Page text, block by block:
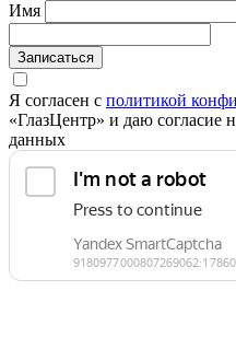
Имя
Записаться
Я согласен с политикой
«ГлазЦентр» и даю согласие
данных